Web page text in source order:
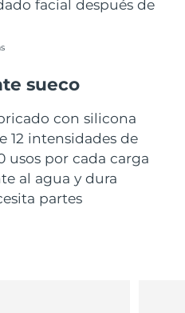
facial después de
sueco
con silicona
12 intensidades de
usos por cada carga
al agua y dura
partes